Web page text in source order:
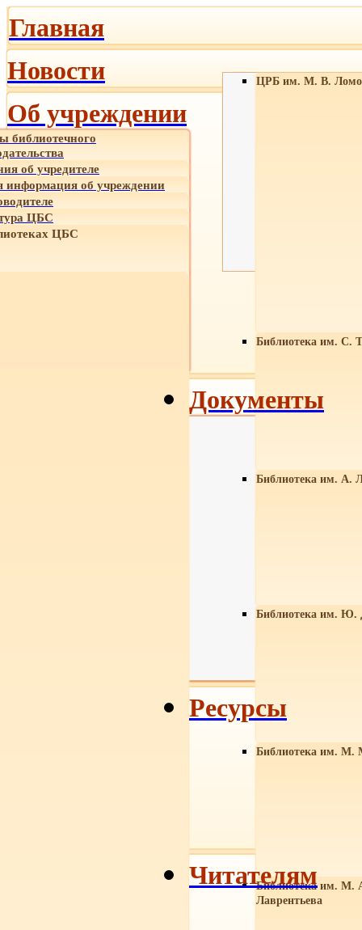
Главная
Новости
Об учреждении
библиотечного
об учредителе
об учреждении
ЦБС
ЦБС
ЦРБ им. М. В.
Библиотека им. С.
Библиотека им. А.
Библиотека им. Ю.
Библиотека им. М.
Библиотека им. М.
Лаврентьева
Документы
Ресурсы
Читателям